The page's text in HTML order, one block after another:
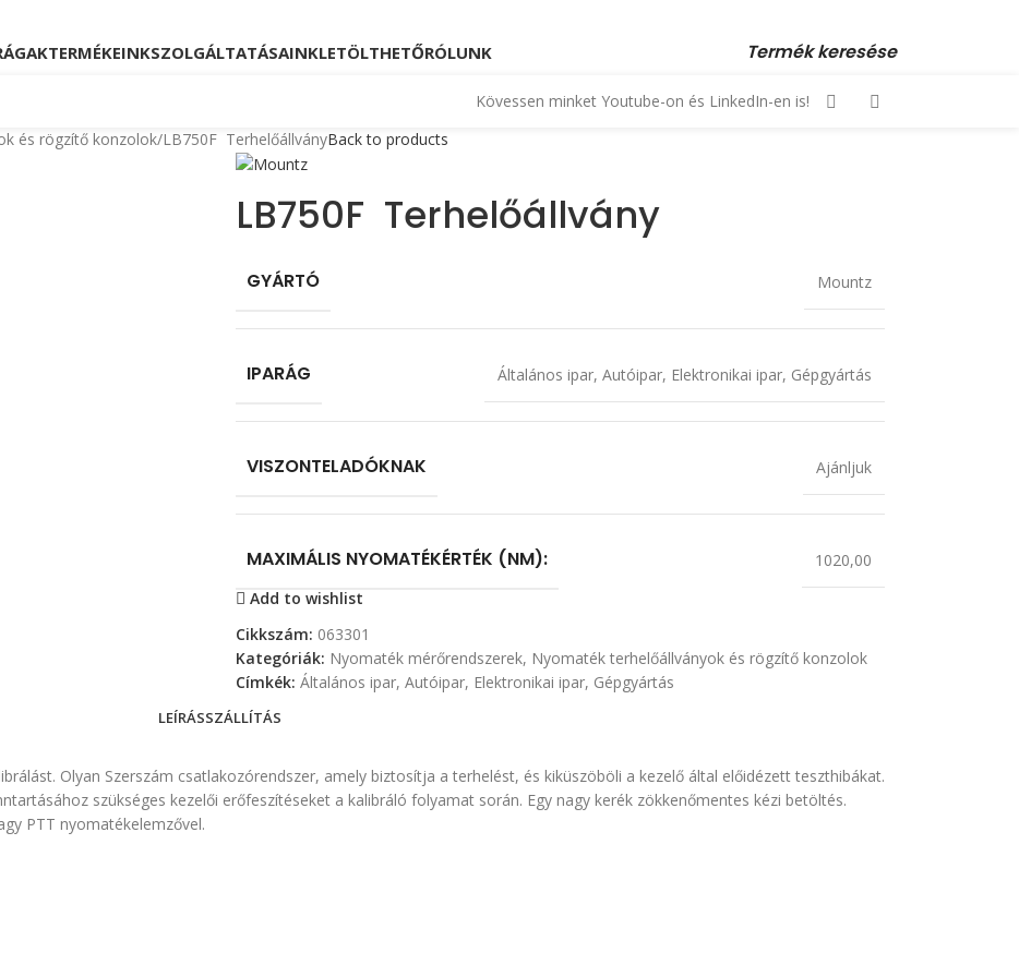
TERMÉKEINKSZOLGÁLTATÁSAINKLETÖLTHETŐRÓLUNK Termék keresése
Kövessen minket Youtube-on és LinkedIn-en is!
és rögzítő konzolok LB750F TerhelőállványBack to products
LB750F Terhelőállvány
GYÁRTÓ Mountz
IPARÁG Általános ipar, Autóipar, Elektronikai ipar, Gépgyártás
VISZONTELADÓKNAK Ajánljuk
MAXIMÁLIS NYOMATÉKÉRTÉK (NM):
1020,00
Add to wishlist
Cikkszám: 063301
Kategóriák: Nyomaték mérőrendszerek, Nyomaték terhelőállványok és rögzítő konzolok
Címkék: Általános ipar, Autóipar, Elektronikai ipar, Gépgyártás
LEÍRÁSSZÁLLÍTÁS
Olyan Szerszám csatlakozórendszer, amely biztosítja a terhelést, és kiküszöböli a kezelő által előidézett teszthibákat.
szükséges kezelői erőfeszítéseket a kalibráló folyamat során. Egy nagy kerék zökkenőmentes kézi betöltés.
PTT nyomatékelemzővel.